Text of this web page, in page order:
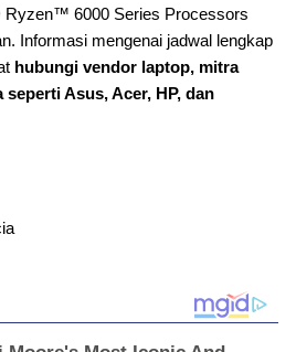
Ryzen™ 6000 Series Processors
Informasi mengenai jadwal lengkap
hubungi vendor laptop, mitra
Asus, Acer, HP, dan